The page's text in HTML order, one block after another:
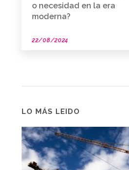
o necesidad en la era
moderna?
22/08/2024
LO MÁS LEIDO